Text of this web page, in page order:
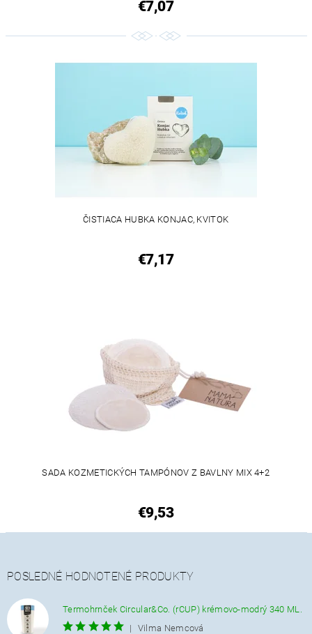
€7,07
ČISTIACA HUBKA KONJAC, KVITOK
€7,17
SADA KOZMETICKÝCH TAMPÓNOV Z BAVLNY MIX 4+2
€9,53
POSLEDNÉ HODNOTENÉ PRODUKTY
Termohrnček Circular&Co. (rCUP) krémovo-modrý 340 ML.
|
Vilma Nemcová